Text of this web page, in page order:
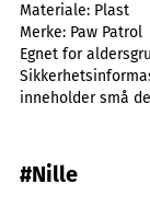
Materiale: Plast
Merke: Paw Patrol
Egnet for
inneholder små
#Nille